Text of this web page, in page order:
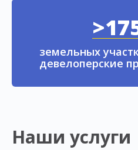
земельных
девелоперские
Наши услуги